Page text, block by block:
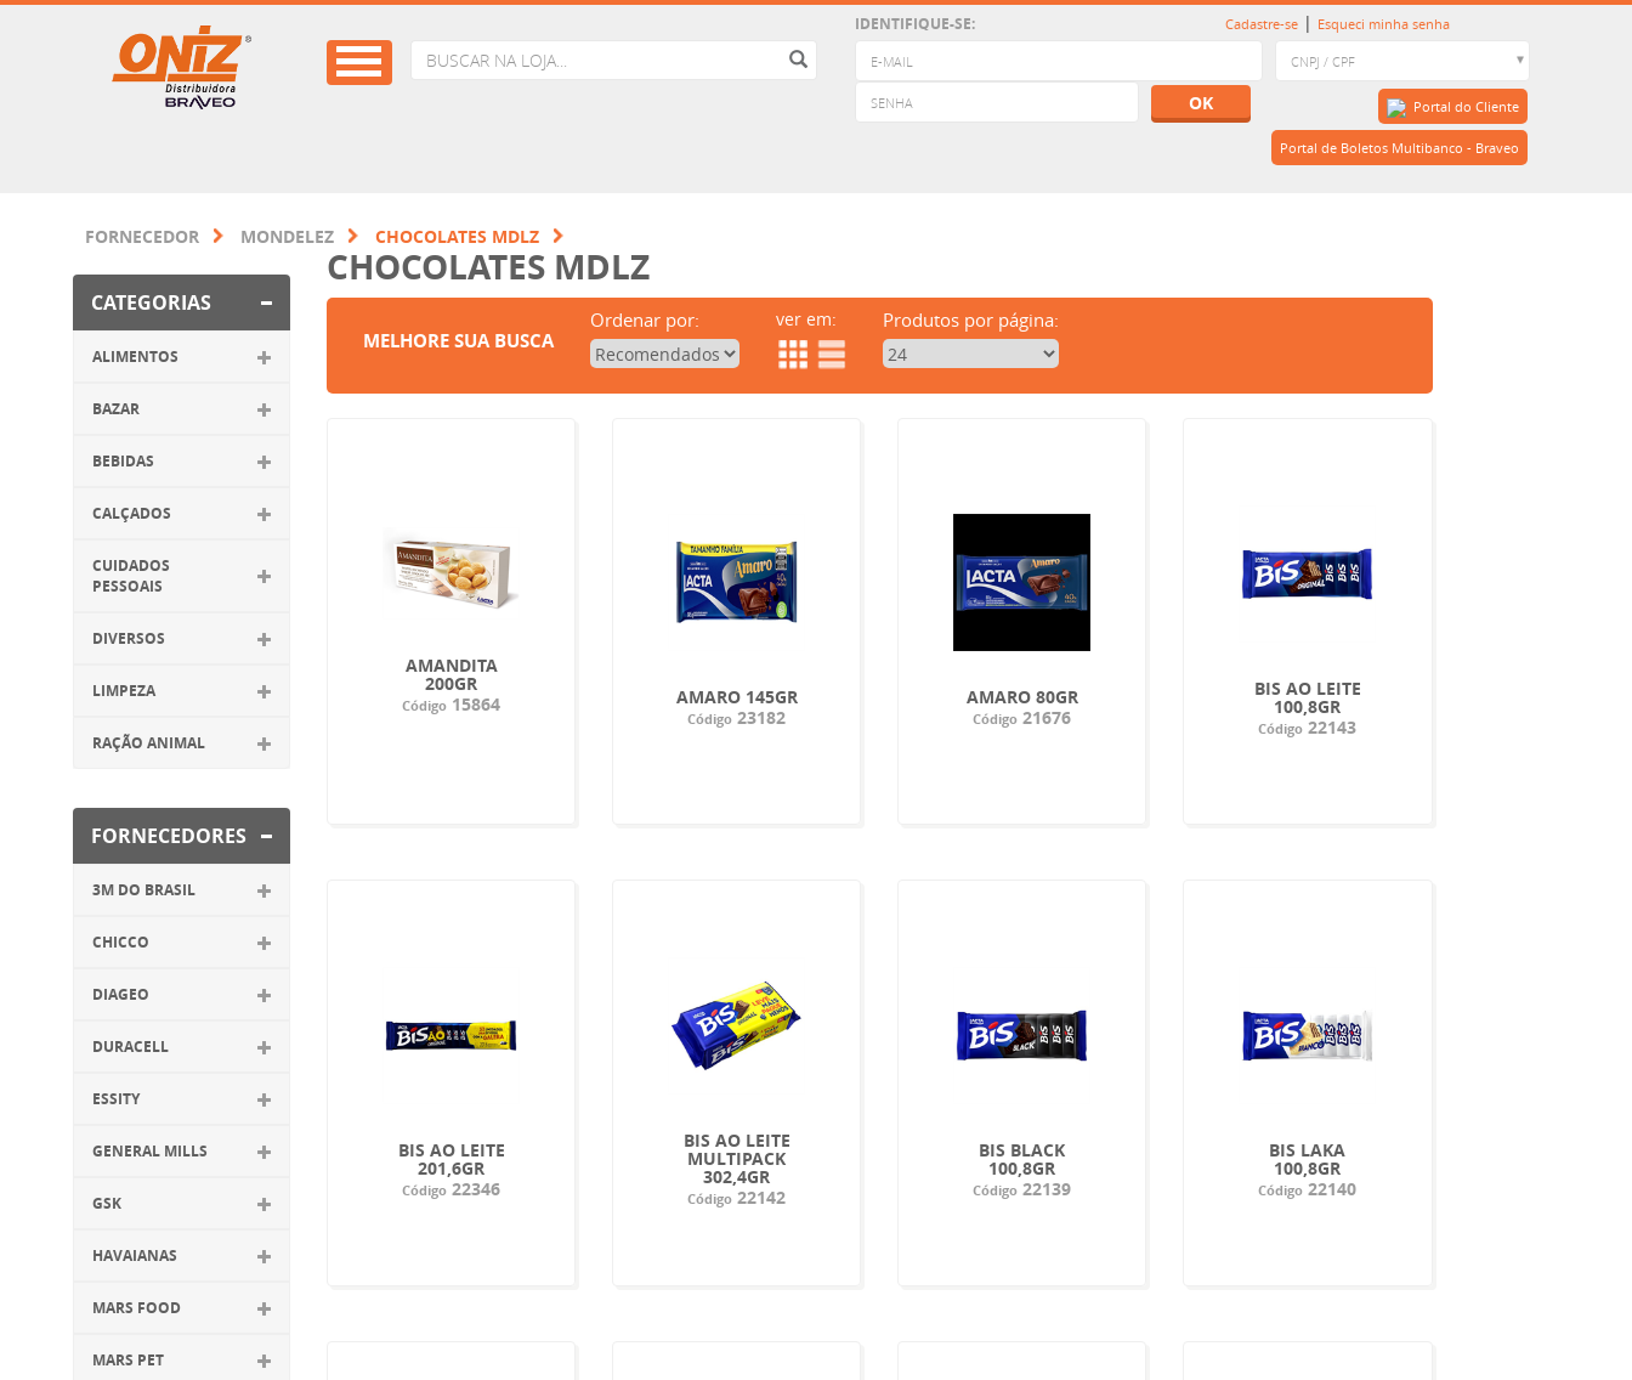
IDENTIFIQUE-SE: Cadastre-se | Esqueci minha senha
OK Portal do Cliente
Portal de Boletos Multibanco - Braveo
FORNECEDOR MONDELEZ CHOCOLATES MDLZ
CATEGORIAS
ALIMENTOS
BAZAR
BEBIDAS
CALÇADOS
CUIDADOS
PESSOAIS
DIVERSOS
LIMPEZA
RAÇÃO ANIMAL
FORNECEDORES
3M DO BRASIL
CHICCO
DIAGEO
DURACELL
ESSITY
GENERAL MILLS
GSK
HAVAIANAS
MARS FOOD
MARS PET
CHOCOLATES MDLZ
MELHORE SUA BUSCA
Ordenar por: ver em: Produtos por página:
AMANDITA
200GR
Código 15864 AMARO 145GR
Código 23182
AMARO 80GR
Código 21676
BIS AO LEITE
100,8GR
Código 22143
BIS AO LEITE
201,6GR
Código 22346
BIS AO LEITE
MULTIPACK
302,4GR
Código 22142
BIS BLACK
100,8GR
Código 22139
BIS LAKA
100,8GR
Código 22140